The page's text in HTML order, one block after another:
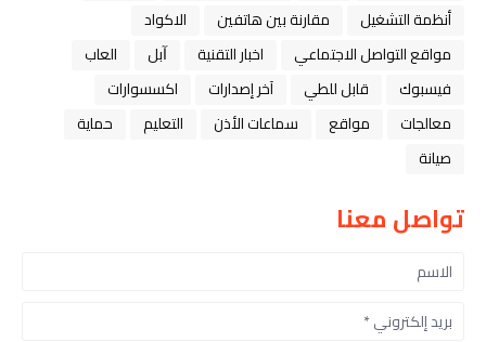
أنظمة التشغيل
مقارنة بين هاتفين
الاكواد
مواقع التواصل الاجتماعي
اخبار التقنية ﺁﺑﻞ
العاب
فيسبوك
قابل للطي آخر إصدارات
اكسسوارات
معالجات
مواقع سماعات الأذن التعليم
حماية
صيانة
تواصل معنا